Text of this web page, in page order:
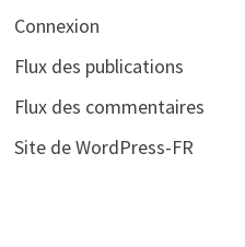
Connexion
Flux des publications
Flux des commentaires
Site de WordPress-FR